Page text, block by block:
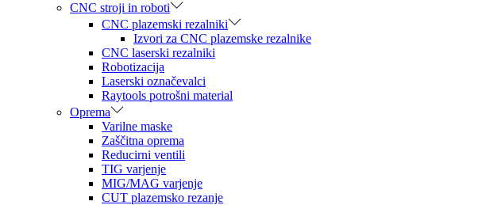
CNC stroji in roboti
CNC plazemski rezalniki
Izvori za CNC plazemske rezalnike
CNC laserski rezalniki
Robotizacija
Laserski označevalci
Raytools potrošni material
Oprema
Varilne maske
Zaščitna oprema
Reducirni ventili
TIG varjenje
MIG/MAG varjenje
CUT plazemsko rezanje